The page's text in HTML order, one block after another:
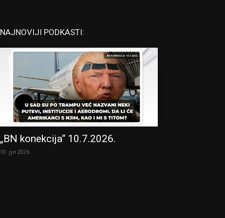
NAJNOVIJI PODKASTI:
„BN konekcija“ 10.7.2026.
10. јул 2026.